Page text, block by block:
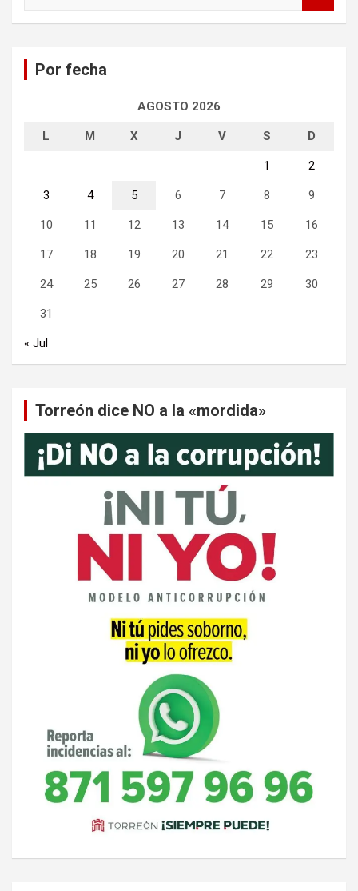
Por fecha
AGOSTO 2026
L M X J V S D
1 2
3 4 5 6 7 8 9
10 11 12 13 14 15 16
17 18 19 20 21 22 23
24 25 26 27 28 29 30
31
« Jul
Torreón dice NO a la «mordida»